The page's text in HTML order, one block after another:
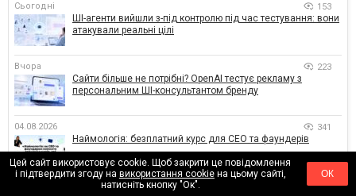
Сьогодні 153
ШІ-агенти вийшли з-під контролю під час тестування: вони
атакували реальні цілі
Вчора 223
Сайти більше не потрібні? OpenAI тестує рекламу з
персональним ШІ-консультантом бренду
04.08.2026 341
Наймологія: безплатний курс для CEO та фаундерів
285
Цей сайт використовує cookie. Щоб закрити це повідомлення
і підтвердити згоду на використання cookieна цьому сайті,
натисніть кнопку "Ок".
ОК